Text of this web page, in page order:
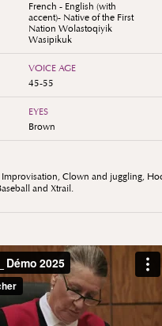
French - English (with
accent)- Native of the First
Nation Wolastoqiyik
Wasipikuk
VOICE AGE
45-55
EYES
Brown
Clown and juggling,
and Xtrail.